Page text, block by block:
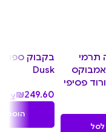
תרמי
פסיפי
לסל
Dusk
₪249.60
הוספה